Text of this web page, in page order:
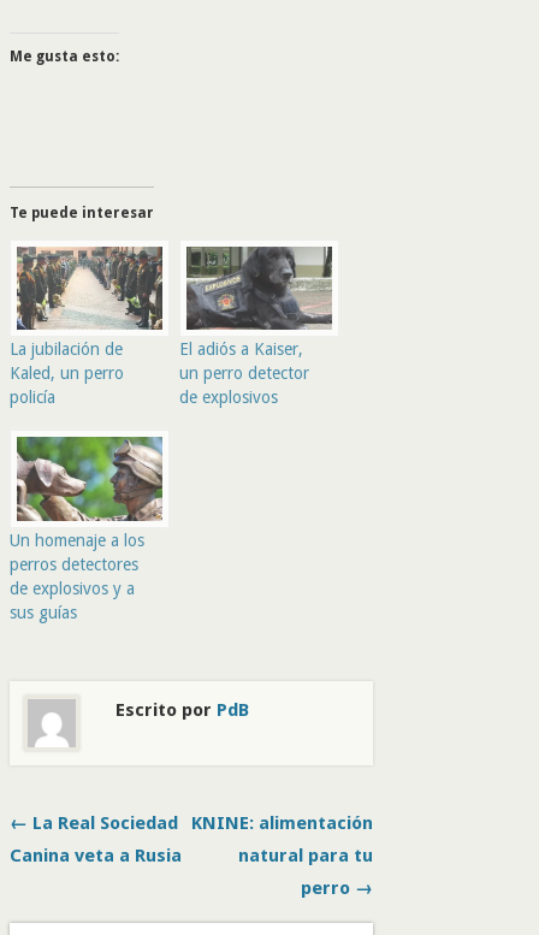
Me gusta esto:
Te puede interesar
La jubilación de
Kaled, un perro
policía
El adiós a Kaiser,
un perro detector
de explosivos
Un homenaje a los
perros detectores
de explosivos y a
sus guías
Escrito por PdB
← La Real Sociedad
Canina veta a Rusia
KNINE: alimentación
natural para tu
perro →